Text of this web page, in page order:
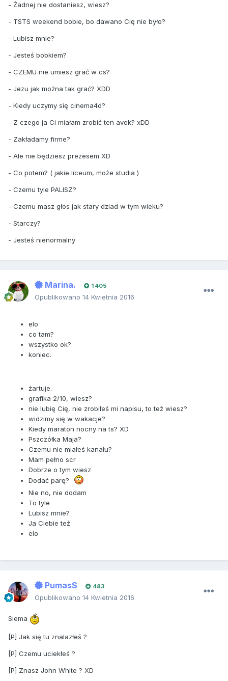
- Żadnej nie dostaniesz, wiesz?
- TSTS weekend bobie, bo dawano Cię nie było?
- Lubisz mnie?
- Jesteś bobkiem?
- CZEMU nie umiesz grać w cs?
- Jezu jak można tak grać? XDD
- Kiedy uczymy się cinema4d?
- Z czego ja Ci miałam zrobić ten avek? xDD
- Zakładamy firme?
- Ale nie będziesz prezesem XD
- Co potem? ( jakie liceum, może studia )
- Czemu tyle PALISZ?
- Czemu masz głos jak stary dziad w tym wieku?
- Starczy?
- Jesteś nienormalny
Marina. 1 405
Opublikowano 14 Kwietnia 2016
elo
co tam?
wszystko ok?
koniec.
żartuje.
grafika 2/10, wiesz?
nie lubię Cię, nie zrobiłeś mi napisu, to też wiesz?
widzimy się w wakacje?
Kiedy maraton nocny na ts? XD
Pszczółka Maja?
Czemu nie miałeś kanału?
Mam pełno scr
Dobrze o tym wiesz
Dodać parę?
Nie no, nie dodam
To tyle
Lubisz mnie?
Ja Ciebie też
elo
PumasS 483
Opublikowano 14 Kwietnia 2016
Siema
[P] Jak się tu znalazłeś ?
[P] Czemu uciekłeś ?
[P] Znasz John White ? XD